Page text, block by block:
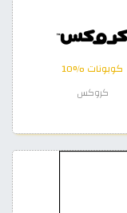
كوبونات %10
كروكس